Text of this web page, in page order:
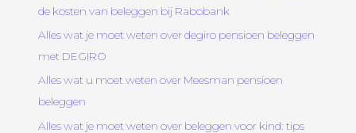
de kosten van beleggen bij Rabobank
Alles wat je moet weten over degiro pensioen beleggen
met DEGIRO
Alles wat u moet weten over Meesman pensioen
beleggen
Alles wat je moet weten over beleggen voor kind: tips